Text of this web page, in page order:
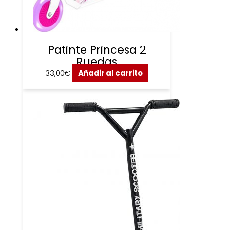
Patinte Princesa 2
Ruedas
33,00€ Añadir al carrito